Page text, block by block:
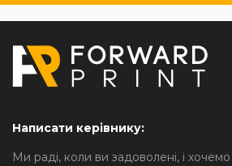
Написати керівнику:
Ми раді, коли ви задоволені, і